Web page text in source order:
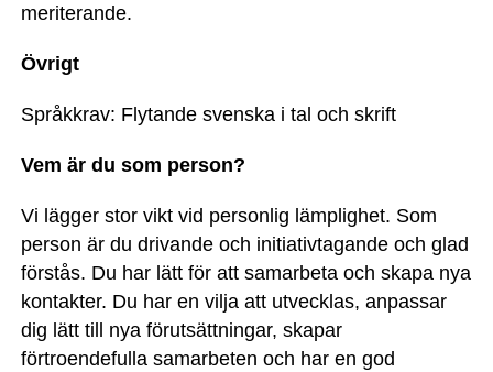
meriterande.
Övrigt
Språkkrav: Flytande svenska i tal och skrift
Vem är du som person?
Vi lägger stor vikt vid personlig lämplighet. Som
person är du drivande och initiativtagande och glad
förstås. Du har lätt för att samarbeta och skapa nya
kontakter. Du har en vilja att utvecklas, anpassar
dig lätt till nya förutsättningar, skapar
förtroendefulla samarbeten och har en god